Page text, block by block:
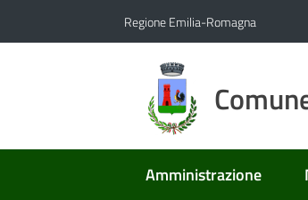
Regione Emilia-Romagna
Amministrazione